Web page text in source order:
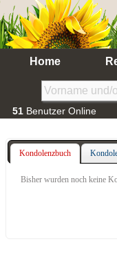
Home
51 Benutzer Online
Kondolenzbuch
Bisher wurden noch keine